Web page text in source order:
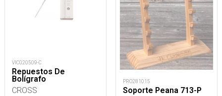
VIC020509-C
Repuestos De
Bolígrafo
CROSS
PRO281015
Soporte Peana 713-P